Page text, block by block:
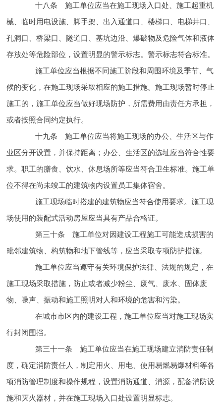
十八条 施工单位应当在施工现场入口处、施工起重机
械、临时用电设施、脚手架、出入通道口、楼梯口、电梯井口、
孔洞口、桥梁口、隧道口、基坑边沿、爆破物及危险气体和液体
存放处等危险部位，设置明显的警示标志。警示标志符合标准。
施工单位应当根据不同施工阶段和周围环境及季节、气
候的变化，在施工现场采取相应的施工措施。施工现场暂时停止
施工的，施工单位应当做好现场防护，所需费用由责任方承担，
或者按照合同约定执行。
十九条 施工单位应当将施工现场的办公、生活区与作
业区分开设置，并保持距离；办公、生活区的选址应当符合性要
求。职工的膳食、饮水、休息场所等应当符合卫生标准。施工单
位不得在尚未竣工的建筑物内设置员工集体宿舍。
施工现场临时搭建的建筑物应当符合使用要求。施工现
场使用的装配式活动房屋应当具有产品合格证。
第三十条 施工单位对因建设工程施工可能造成损害的
毗邻建筑物、构筑物和地下管线等，应当采取专项防护措施。
施工单位应当遵守有关环境保护法律、法规的规定，在
施工现场采取措施，防止或者减少粉尘、废气、废水、固体废
物、噪声、振动和施工照明对人和环境的危害和污染。
在城市市区内的建设工程，施工单位应当对施工现场实
行封闭围挡。
第三十一条 施工单位应当在施工现场建立消防责任制
度，确定消防责任人，制定用火、用电、使用易燃易爆材料等各
项消防管理制度和操作规程，设置消防通道、消源，配备消防设
施和灭火器材，并在施工现场入口处设置明显标志。